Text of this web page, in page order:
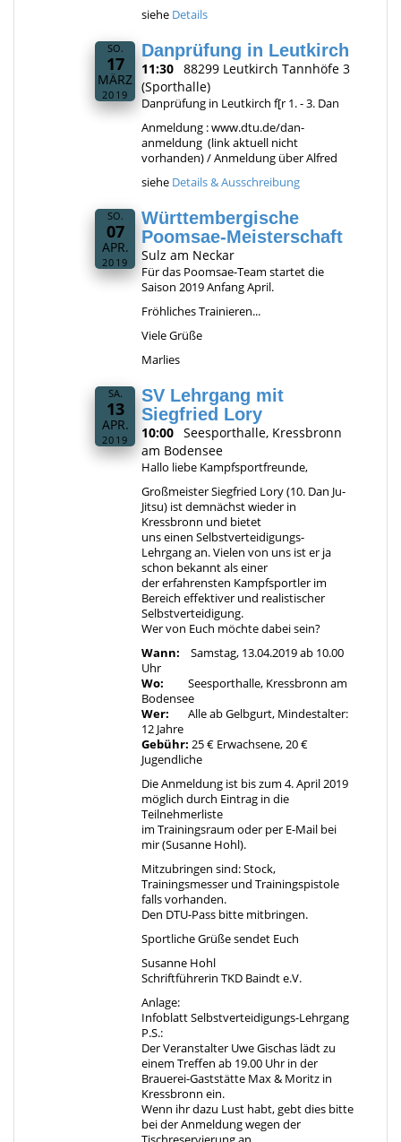
siehe Details
SO.
17
MÄRZ
2019
Danprüfung in Leutkirch
11:30 88299 Leutkirch Tannhöfe 3
(Sporthalle)
Danprüfung in Leutkirch f[r 1. - 3. Dan
Anmeldung : www.dtu.de/dan-
anmeldung (link aktuell nicht
vorhanden) / Anmeldung über Alfred
siehe Details & Ausschreibung
SO.
07
APR.
2019
Württembergische
Poomsae-Meisterschaft
Sulz am Neckar
Für das Poomsae-Team startet die
Saison 2019 Anfang April.
Fröhliches Trainieren...
Viele Grüße
Marlies
SA.
13
APR.
2019
SV Lehrgang mit
Siegfried Lory
10:00 Seesporthalle, Kressbronn
am Bodensee
Hallo liebe Kampfsportfreunde,
Großmeister Siegfried Lory (10. Dan Ju-
Jitsu) ist demnächst wieder in
Kressbronn und bietet
uns einen Selbstverteidigungs-
Lehrgang an. Vielen von uns ist er ja
schon bekannt als einer
der erfahrensten Kampfsportler im
Bereich effektiver und realistischer
Selbstverteidigung.
Wer von Euch möchte dabei sein?
Wann: Samstag, 13.04.2019 ab 10.00
Uhr
Wo: Seesporthalle, Kressbronn am
Bodensee
Wer: Alle ab Gelbgurt, Mindestalter:
12 Jahre
Gebühr: 25 € Erwachsene, 20 €
Jugendliche
Die Anmeldung ist bis zum 4. April 2019
möglich durch Eintrag in die
Teilnehmerliste
im Trainingsraum oder per E-Mail bei
mir (Susanne Hohl).
Mitzubringen sind: Stock,
Trainingsmesser und Trainingspistole
falls vorhanden.
Den DTU-Pass bitte mitbringen.
Sportliche Grüße sendet Euch
Susanne Hohl
Schriftführerin TKD Baindt e.V.
Anlage:
Infoblatt Selbstverteidigungs-Lehrgang
P.S.:
Der Veranstalter Uwe Gischas lädt zu
einem Treffen ab 19.00 Uhr in der
Brauerei-Gaststätte Max & Moritz in
Kressbronn ein.
Wenn ihr dazu Lust habt, gebt dies bitte
bei der Anmeldung wegen der